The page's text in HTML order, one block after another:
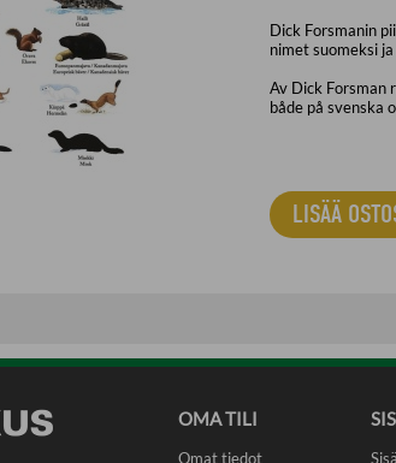
Dick Forsmanin
nimet suomeksi
Av Dick Forsman
både på svenska
LISÄÄ
OMA TILI
Omat tiedot